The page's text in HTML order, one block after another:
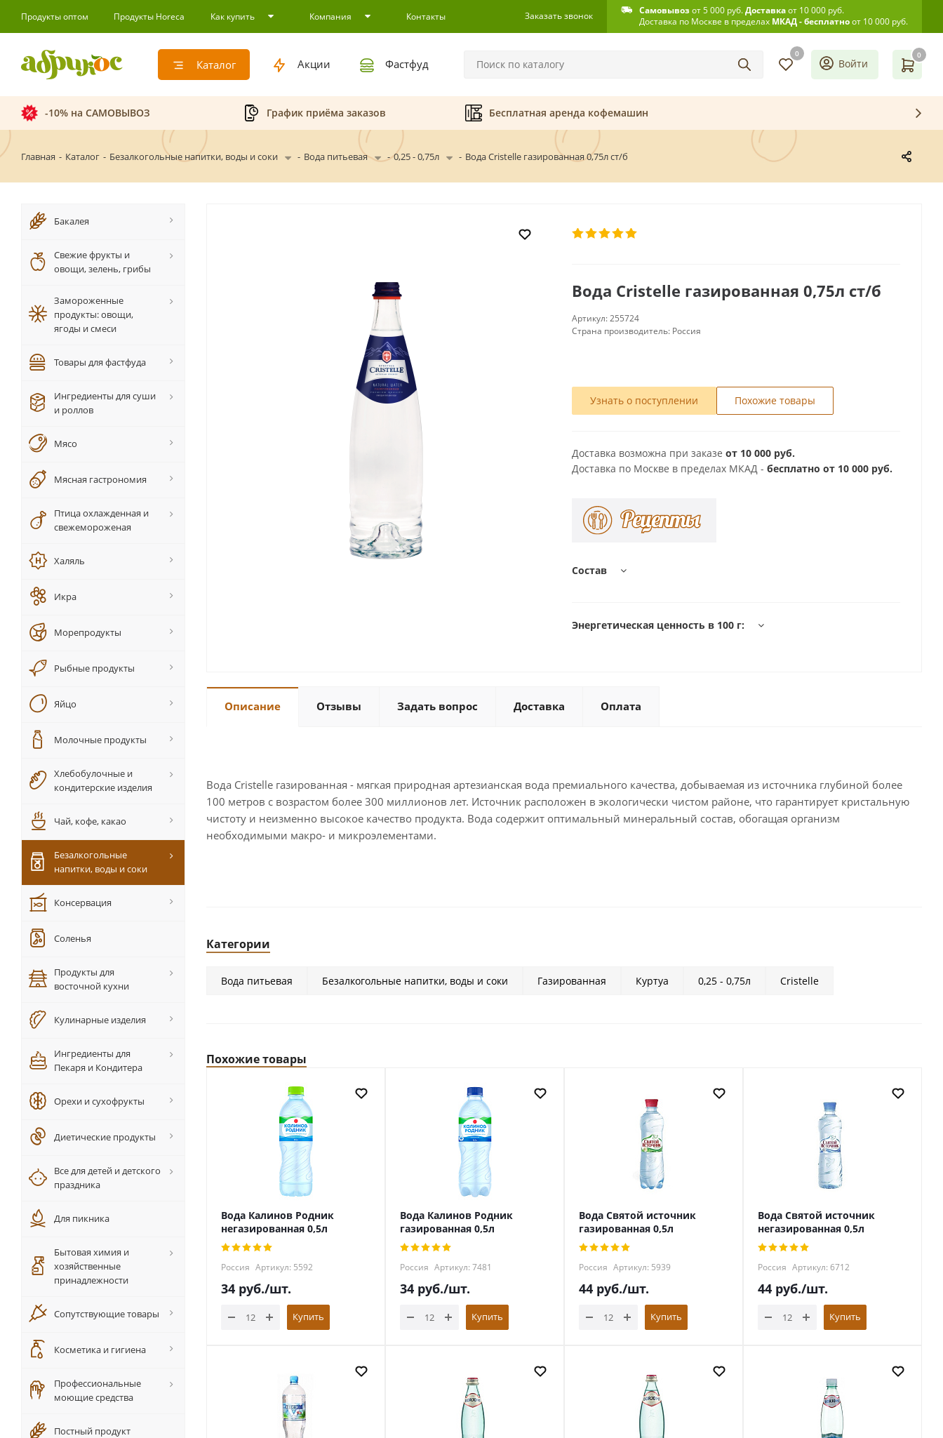
Продукты оптом Продукты Horeca Как купить Компания Контакты Заказать звонок Самовывозот 5 000 руб.Доставкаот 10 000 руб.
Доставка по Москве в пределах МКАД - бесплатноот 10 000 руб.
Каталог Акции Фастфуд
0 0
Войти
-10% на САМОВЫВОЗ График приёма заказов Бесплатная аренда кофемашин
Главная - Каталог - Безалкогольные напитки, воды и соки - Вода питьевая - 0,25 - 0,75л - Вода Cristelle газированная 0,75л ст/б
Вода Cristelle газированная 0,75л ст/б
Артикул:255724
Страна производитель: Россия
Узнать о поступлении Похожие товары
Доставка возможна при заказе от 10 000 руб.
Доставка по Москве в пределах МКАД - бесплатно от 10 000 руб.
Состав
Энергетическая ценность в 100 г:
Описание Отзывы Задать вопрос Доставка Оплата
Вода Cristelle газированная - мягкая природная артезианская вода премиального качества, добываемая из источника глубиной более
100 метров с возрастом более 300 миллионов лет. Источник расположен в экологически чистом районе, что гарантирует кристальную
чистоту и неизменно высокое качество продукта. Вода содержит оптимальный минеральный состав, обогащая организм
необходимыми макро- и микроэлементами.
Категории
Вода питьевая Безалкогольные напитки, воды и соки Газированная Куртуа 0,25 - 0,75л Cristelle
Похожие товары
Вода Калинов Родник
негазированная 0,5л
Россия Артикул: 5592
34 руб./шт.
Купить
Вода Калинов Родник
газированная 0,5л
Россия Артикул: 7481
34 руб./шт.
Купить
Вода Святой источник
газированная 0,5л
Россия Артикул: 5939
44 руб./шт.
Купить
Вода Святой источник
негазированная 0,5л
Россия Артикул: 6712
44 руб./шт.
Купить
Бакалея
Свежие фрукты и
овощи, зелень, грибы
Замороженные
продукты: овощи,
ягоды и смеси
Товары для фастфуда
Ингредиенты для суши
и роллов
Мясо
Мясная гастрономия
Птица охлажденная и
свежемороженая
Халяль
Икра
Морепродукты
Рыбные продукты
Яйцо
Молочные продукты
Хлебобулочные и
кондитерские изделия
Чай, кофе, какао
Безалкогольные
напитки, воды и соки
Консервация
Соленья
Продукты для
восточной кухни
Кулинарные изделия
Ингредиенты для
Пекаря и Кондитера
Орехи и сухофрукты
Диетические продукты
Все для детей и детского
праздника
Для пикника
Бытовая химия и
хозяйственные
принадлежности
Сопутствующие товары
Косметика и гигиена
Профессиональные
моющие средства
Постный продукт